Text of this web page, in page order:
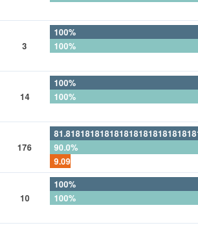
3
100%
100%
14
100%
100%
176
90.0%
10
100%
100%